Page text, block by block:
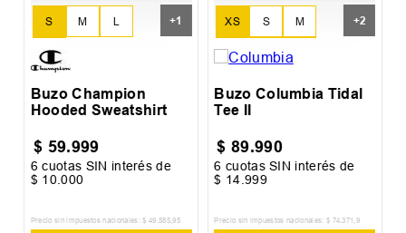
S L
M
XL
+1
Buzo Champion
Hooded Sweatshirt
$ 59.999
6 cuotas SIN interés de
$ 10.000
Precio sin impuestos nacionales: $ 49 .585,95
S
L
M
XL
XS
XXL
+2
Buzo Columbia Tidal
Tee II
$ 89.990
6 cuotas SIN interés de
$ 14.999
Precio sin impuestos nacionales: $ 74.371 ,9